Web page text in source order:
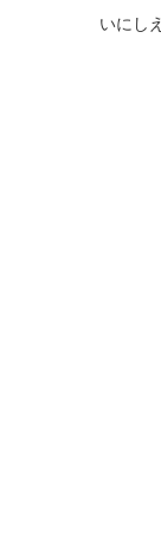
いにし